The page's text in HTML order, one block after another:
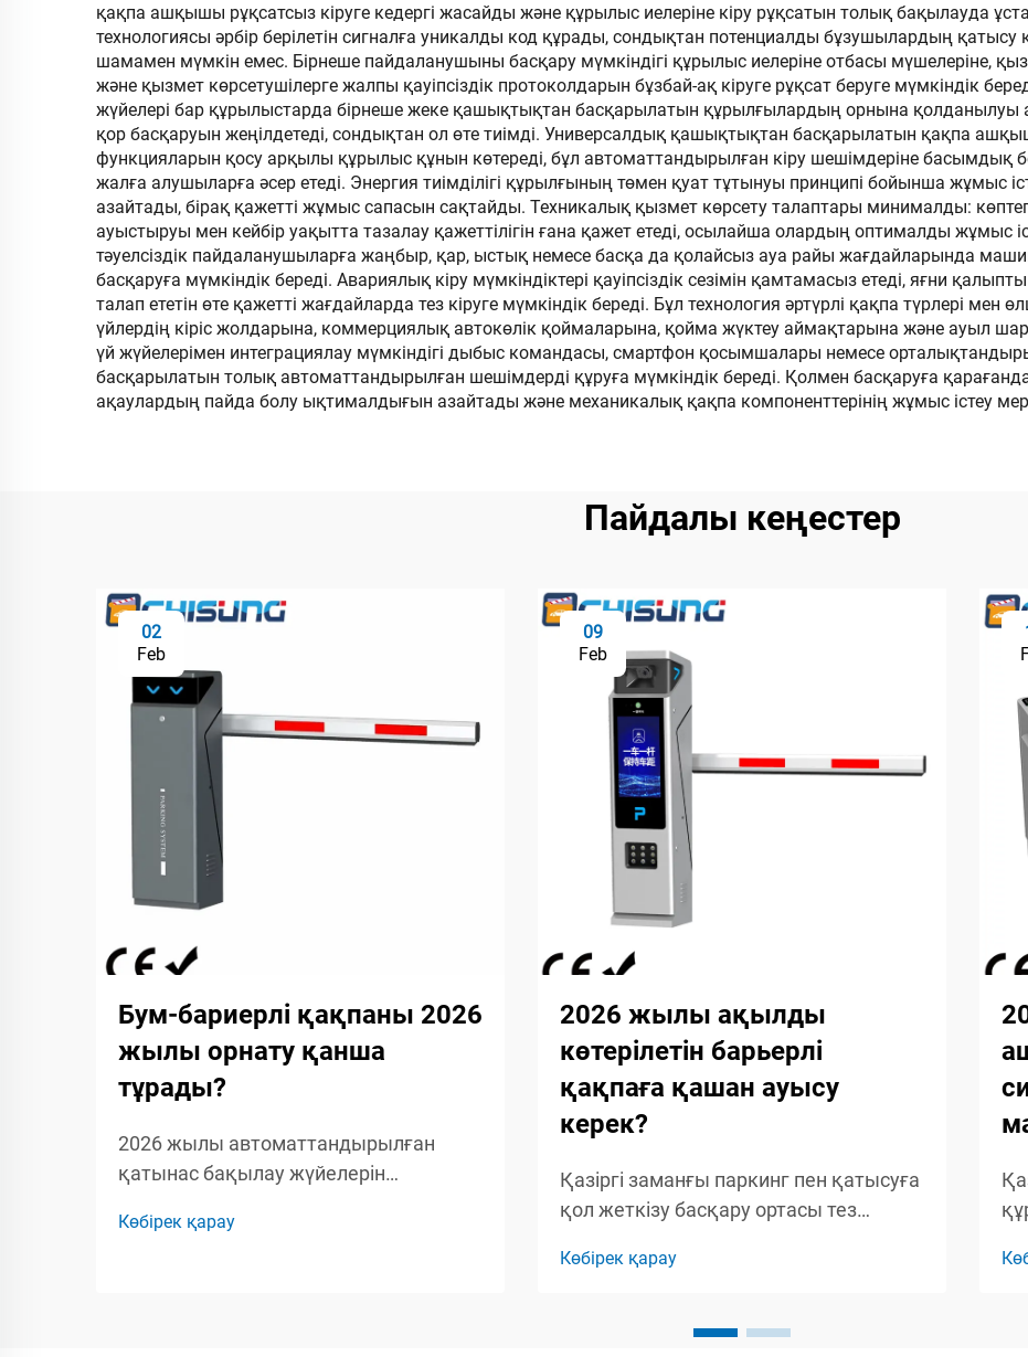
қақпа ашқышы рұқсатсыз кіруге кедергі жасайды және құрылыс иелеріне кіру рұқсатын толық бақылауда
технологиясы әрбір берілетін сигналға уникалды код құрады, сондықтан потенциалды бұзушылардың
шамамен мүмкін емес. Бірнеше пайдаланушыны басқару мүмкіндігі құрылыс иелеріне отбасы мүшелеріне,
және қызмет көрсетушілерге жалпы қауіпсіздік протоколдарын бұзбай-ақ кіруге рұқсат беруге мүмкіндік
жүйелері бар құрылыстарда бірнеше жеке қашықтықтан басқарылатын құрылғылардың орнына
қор басқаруын жеңілдетеді, сондықтан ол өте тиімді. Универсалдық қашықтықтан басқарылатын қақпа
функцияларын қосу арқылы құрылыс құнын көтереді, бұл автоматтандырылған кіру шешімдеріне басымдық
жалға алушыларға әсер етеді. Энергия тиімділігі құрылғының төмен қуат тұтынуы принципі бойынша жұмыс
азайтады, бірақ қажетті жұмыс сапасын сақтайды. Техникалық қызмет көрсету талаптары минималды:
ауыстыруы мен кейбір уақытта тазалау қажеттілігін ғана қажет етеді, осылайша олардың оптималды жұмыс
тәуелсіздік пайдаланушыларға жаңбыр, қар, ыстық немесе басқа да қолайсыз ауа райы жағдайларында
басқаруға мүмкіндік береді. Авариялық кіру мүмкіндіктері қауіпсіздік сезімін қамтамасыз етеді, яғни қалыпты
талап ететін өте қажетті жағдайларда тез кіруге мүмкіндік береді. Бұл технология әртүрлі қақпа түрлері мен
үйлердің кіріс жолдарына, коммерциялық автокөлік қоймаларына, қойма жүктеу аймақтарына және ауыл
үй жүйелерімен интеграциялау мүмкіндігі дыбыс командасы, смартфон қосымшалары немесе
басқарылатын толық автоматтандырылған шешімдерді құруға мүмкіндік береді. Қолмен басқаруға
ақаулардың пайда болу ықтималдығын азайтады және механикалық қақпа компоненттерінің жұмыс істеу
Пайдалы кеңестер
02
Feb
Бум-бариерлі қақпаны 2026
жылы орнату қанша
тұрады?
2026 жылы автоматтандырылған
қатынас бақылау жүйелерін
басқарушылары, қауіпсіздік
Көбірек қарау
09
Feb
2026 жылы ақылды
көтерілетін барьерлі
қақпаға қашан ауысу
керек?
Қазіргі заманғы паркинг пен қатысуға
қол жеткізу басқару ортасы тез
басқарылатын жүйелер ақылды
беруде. 2026 жылға жақындаған
Көбірек қарау